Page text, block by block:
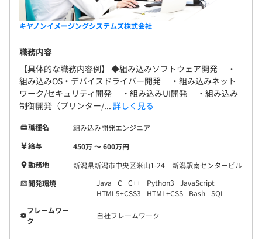
キヤノンイメージングシステムズ株式会社
職務内容
【具体的な職務内容例】 ◆組み込みソフトウェア開発 ・
組み込みOS・デバイスドライバー開発 ・組み込みネット
ワーク/セキュリティ開発 ・組み込みUI開発 ・組み込み
制御開発（プリンター/... 詳しく見る
職種名
組み込み開発エンジニア
給与
450万 〜 600万円
勤務地
新潟県新潟市中央区米山1-24 新潟駅南センタービル
開発環境
Java C C++ Python3
JavaScript
HTML5+CSS3
HTML+CSS Bash SQL
フレームワー
ク
自社フレームワーク